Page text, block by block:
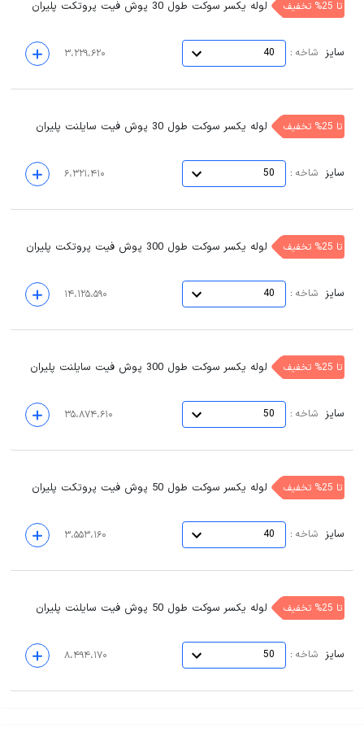
تا 25% تخفیف لوله یکسر سوکت طول 30 پوش فیت پروتکت پلیران
سایز شاخه :
40 ۳،۲۲۹،۶۲۰
تا 25% تخفیف لوله یکسر سوکت طول 30 پوش فیت سایلنت پلیران
سایز شاخه :
50 ۶،۳۲۱،۴۱۰
تا 25% تخفیف لوله یکسر سوکت طول 300 پوش فیت پروتکت پلیران
سایز شاخه :
40 ۱۴،۱۲۵،۵۹۰
تا 25% تخفیف لوله یکسر سوکت طول 300 پوش فیت سایلنت پلیران
سایز شاخه :
50 ۳۵،۸۷۴،۶۱۰
تا 25% تخفیف لوله یکسر سوکت طول 50 پوش فیت پروتکت پلیران
سایز شاخه :
40 ۳،۵۵۳،۱۶۰
تا 25% تخفیف لوله یکسر سوکت طول 50 پوش فیت سایلنت پلیران
سایز شاخه :
50 ۸،۴۹۴،۱۷۰